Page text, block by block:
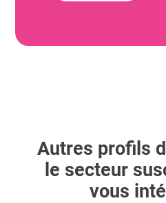
Autres profils
le secteur
vous